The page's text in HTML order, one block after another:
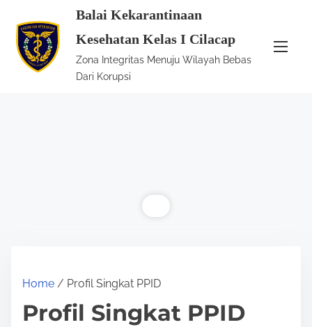
Balai Kekarantinaan
Kesehatan Kelas I Cilacap
Zona Integritas Menuju Wilayah Bebas
Dari Korupsi
Home / Profil Singkat PPID
Profil Singkat PPID